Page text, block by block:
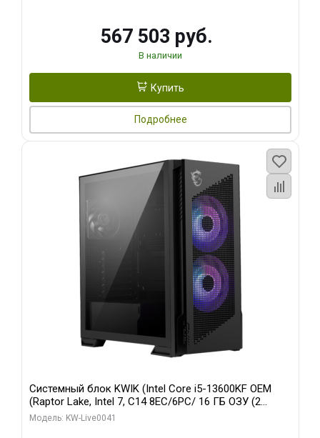
567 503 руб.
В наличии
Купить
Подробнее
Системный блок KWIK (Intel Core i5-13600KF OEM
(Raptor Lake, Intel 7, C14 8EC/6PC/ 16 ГБ ОЗУ (2
модуля)/ Palit RTX5080 GAMINGPRO OC 16GB GDDR7
Модель: KW-Live0041